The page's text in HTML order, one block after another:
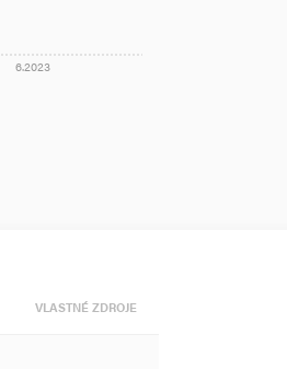
6.2023
VLASTNÉ ZDROJE